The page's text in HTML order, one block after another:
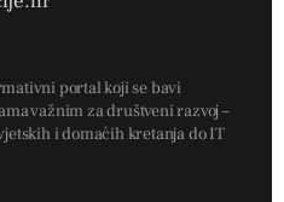
portal koji se bavi
važnim za društveni razvoj –
i domaćih kretanja do IT